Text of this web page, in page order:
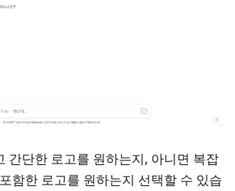
간단한 로고를 원하는지, 아니면 복잡
함한 로고를 원하는지 선택할 수 있습